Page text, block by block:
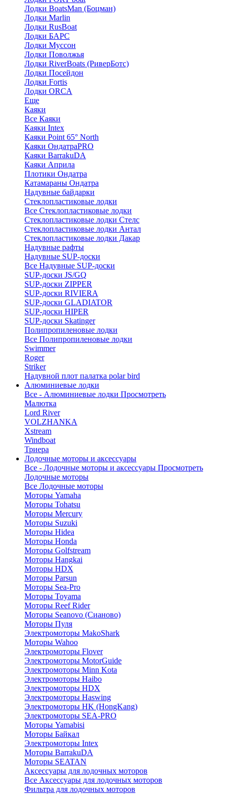
Лодки BoatsMan (Боцман)
Лодки Marlin
Лодки RusBoat
Лодки БАРС
Лодки Муссон
Лодки Поволжья
Лодки RiverBoats (РиверБотс)
Лодки Посейдон
Лодки Fortis
Лодки ORCA
Еще
Каяки
Все Каяки
Каяки Intex
Каяки Point 65° North
Каяки ОндатраPRO
Каяки BarrakuDA
Каяки Априла
Плотики Ондатра
Катамараны Ондатра
Надувные байдарки
Стеклопластиковые лодки
Все Стеклопластиковые лодки
Стеклопластиковые лодки Стелс
Стеклопластиковые лодки Антал
Стеклопластиковые лодки Дакар
Надувные рафты
Надувные SUP-доски
Все Надувные SUP-доски
SUP-доски JS/GQ
SUP-доски ZIPPER
SUP-доски RIVIERA
SUP-доски GLADIATOR
SUP-доски HIPER
SUP-доски Skatinger
Полипропиленовые лодки
Все Полипропиленовые лодки
Swimmer
Roger
Striker
Надувной плот палатка polar bird
Алюминиевые лодки
Все - Алюминиевые лодки Просмотреть
Малютка
Lord River
VOLZHANKA
Xstream
Windboat
Триера
Лодочные моторы и аксессуары
Все - Лодочные моторы и аксессуары Просмотреть
Лодочные моторы
Все Лодочные моторы
Моторы Yamaha
Моторы Tohatsu
Моторы Mercury
Моторы Suzuki
Моторы Hidea
Моторы Honda
Моторы Golfstream
Моторы Hangkai
Моторы HDX
Моторы Parsun
Моторы Sea-Pro
Моторы Toyama
Моторы Reef Rider
Моторы Seanovo (Сианово)
Моторы Пуля
Электромоторы MakoShark
Моторы Wahoo
Электромоторы Flover
Электромоторы MotorGuide
Электромоторы Minn Kota
Электромоторы Haibo
Электромоторы HDX
Электромоторы Haswing
Электромоторы HK (HongKang)
Электромоторы SEA-PRO
Моторы Yamabisi
Моторы Байкал
Электромоторы Intex
Моторы BarrakuDA
Моторы SEATAN
Аксессуары для лодочных моторов
Все Аксессуары для лодочных моторов
Фильтра для лодочных моторов